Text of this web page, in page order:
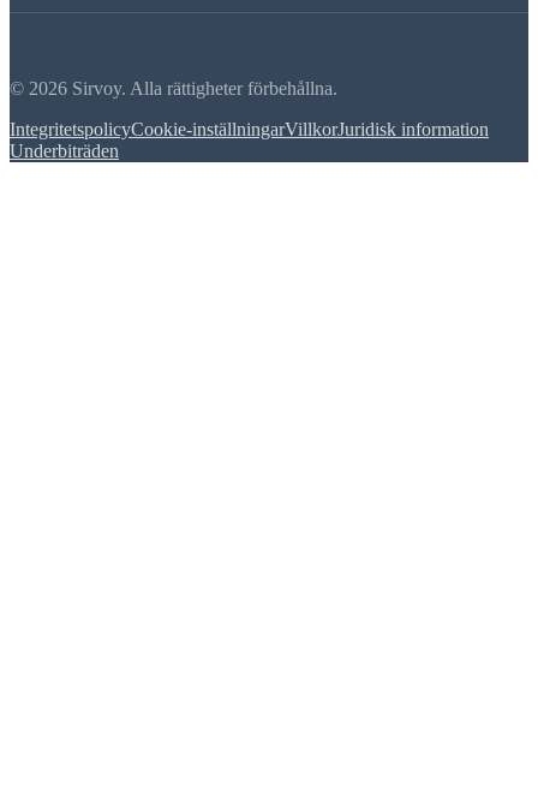
© 2026 Sirvoy. Alla rättigheter förbehållna.
IntegritetspolicyCookie-inställningarVillkorJuridisk information
Underbiträden